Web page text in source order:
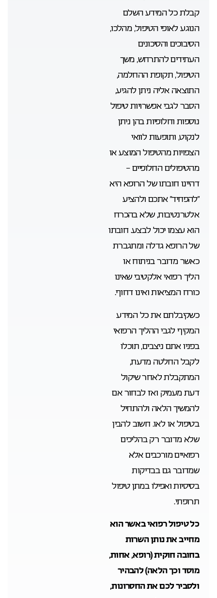
קבלת כל המידע השלם
הנוגע לאופי הטיפול, מהלכו,
הסיבוכים והסיכונים
העתידים להתרחש, משך
הטיפול, תקופת ההחלמה,
התוצאה אליה ניתן להגיע,
הסבר לגבי אפשרויות טיפול
נוספות וחלופיות בהן ניתן
לנקוט, ותופעות לוואי
הצפויות מהטיפול המוצע או
מהטיפולים החלופיים –
דהיינו חובתו של הרופא היא
“להפחיד” אתכם ולהציע
אלטרנטיבות, שלא בהכרח
הוא עצמו יכול לבצע. חובתו
של הרופא גדלה ומתגברת
כאשר מדובר בניתוח או
הליך רפואי אלקטיבי שאינו
כורח המציאות ואינו דחוף.
כשקיבלתם את כל המידע
המקיף לגבי ההליך הרפואי
בפניו אתם ניצבים, תוכלו
לקבל החלטה מדעת,
המתקבלת לאחר שיקול
דעת מעמיק ואז לבחור אם
להמשיך הלאה ולהתחיל
בטיפול או לאו. חשוב להבין
שלא מדובר רק בהליכים
רפואיים מורכבים אלא
שמדובר גם בבדיקות
בסיסיות ואפילו במתן טיפול
תרופתי.
כל טיפול רפואי באשר הוא
מחייב את נותן השרות
בחובה חוקית (רופא, אחות,
מוסד וכך הלאה) להבהיר
ולסביר לכם את החסרונות,